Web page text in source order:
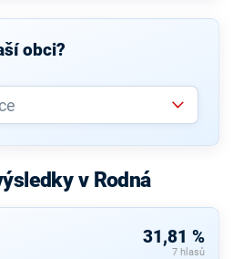
obci?
v Rodná
31,81 %
7 hlasů